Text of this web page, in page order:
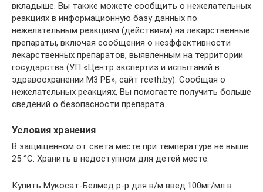
вкладыше. Вы также можете сообщить о нежелательных
реакциях в информационную базу данных по
нежелательным реакциям (действиям) на лекарственные
препараты, включая сообщения о неэффективности
лекарственных препаратов, выявленным на территории
государства (УП «Центр экспертиз и испытаний в
здравоохранении М3 РБ», сайт rceth.by). Сообщая о
нежелательных реакциях, Вы помогаете получить больше
сведений о безопасности препарата.
Условия хранения
В защищенном от света месте при температуре не выше
25 °С. Хранить в недоступном для детей месте.
Купить Мукосат-Белмед р-р для в/м введ.100мг/мл в